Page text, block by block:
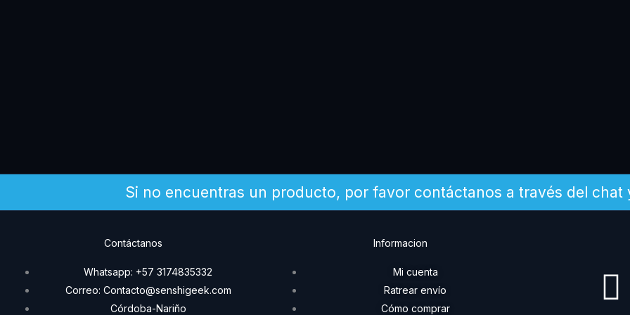
Si no encuentras un producto, por favor contáctanos a través del chat
Contáctanos
Whatsapp: +57 3174835332
Correo: Contacto@senshigeek.com
Córdoba-Nariño
Informacion
Mi cuenta
Ratrear envío
Cómo comprar
F